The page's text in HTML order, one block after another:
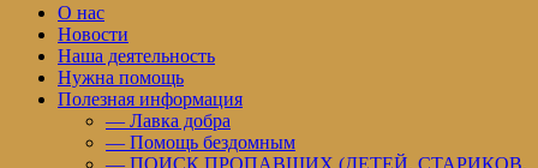
О нас
Новости
Наша деятельность
Нужна помощь
Полезная информация
— Лавка добра
— Помощь бездомным
— ПОИСК ПРОПАВШИХ (ДЕТЕЙ, СТАРИКОВ,